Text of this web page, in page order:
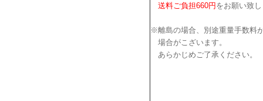
送料ご負担660円をお願い致
※離島の場合、別途重量手数料
場合がこざいます。
あらかじめご了承ください。